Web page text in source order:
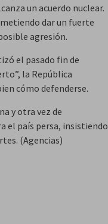
un acuerdo nuclear.
dar un fuerte
agresión.
el pasado fin de
la República
cómo defenderse.
y otra vez de
el país persa, insistiendo
(Agencias)